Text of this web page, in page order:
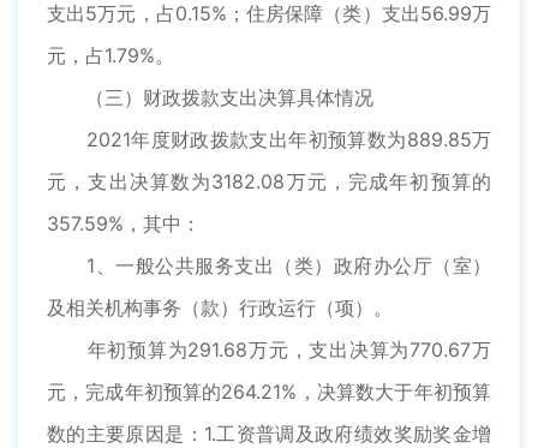
支出5万元，占0.15%；住房保障（类）支出56.99万
元，占1.79%。
（三）财政拨款支出决算具体情况
2021年度财政拨款支出年初预算数为889.85万
元，支出决算数为3182.08万元，完成年初预算的
357.59%，其中：
1、一般公共服务支出（类）政府办公厅（室）
及相关机构事务（款）行政运行（项）。
年初预算为291.68万元，支出决算为770.67万
元，完成年初预算的264.21%，决算数大于年初预算
数的主要原因是：1.工资普调及政府绩效奖励奖金增